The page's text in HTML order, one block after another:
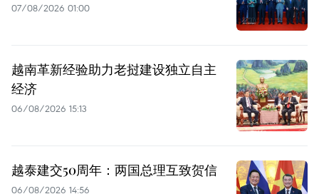
07/08/2026 01:00
越南革新经验助力老挝建设独立自主
经济
06/08/2026 15:13
越泰建交50周年：两国总理互致贺信
06/08/2026 14:56